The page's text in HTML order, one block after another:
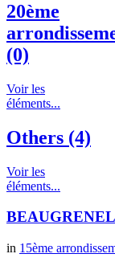
20ème
(0)
Voir les
éléments...
Others (4)
Voir les
éléments...
in 15ème